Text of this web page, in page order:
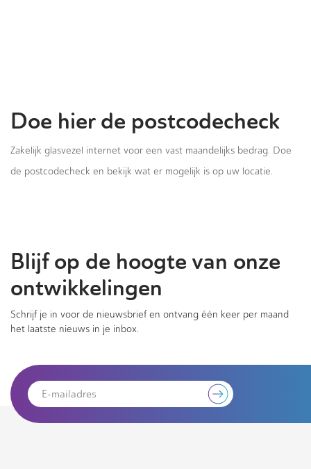
Doe hier de postcodecheck
Zakelijk glasvezel internet voor een vast maandelijks bedrag. Doe
de postcodecheck en bekijk wat er mogelijk is op uw locatie.
Blijf op de hoogte van onze
ontwikkelingen
Schrijf je in voor de nieuwsbrief en ontvang één keer per maand
het laatste nieuws in je inbox.